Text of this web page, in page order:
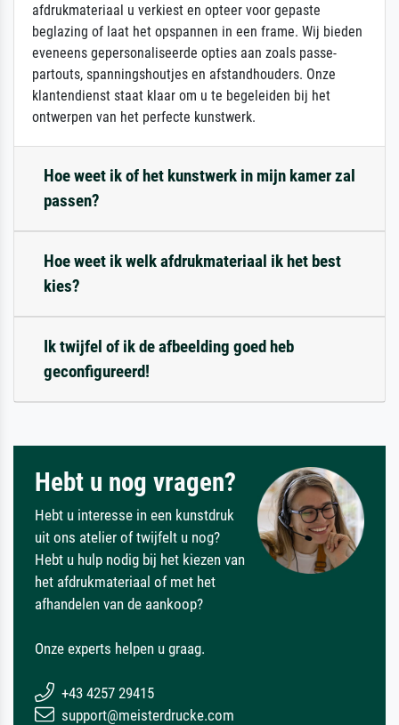
afdrukmateriaal u verkiest en opteer voor gepaste
beglazing of laat het opspannen in een frame. Wij bieden
eveneens gepersonaliseerde opties aan zoals passe-
partouts, spanningshoutjes en afstandhouders. Onze
klantendienst staat klaar om u te begeleiden bij het
ontwerpen van het perfecte kunstwerk.
Hoe weet ik of het kunstwerk in mijn kamer zal
passen?
Hoe weet ik welk afdrukmateriaal ik het best
kies?
Ik twijfel of ik de afbeelding goed heb
geconfigureerd!
Hebt u nog vragen?
Hebt u interesse in een kunstdruk
uit ons atelier of twijfelt u nog?
Hebt u hulp nodig bij het kiezen van
het afdrukmateriaal of met het
afhandelen van de aankoop?
Onze experts helpen u graag.
+43 4257 29415
support@meisterdrucke.com